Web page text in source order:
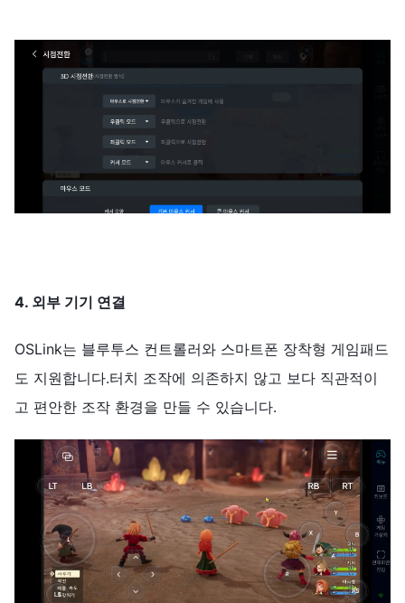
4. 외부 기기 연결
OSLink는 블루투스 컨트롤러와 스마트폰 장착형 게임패드
도 지원합니다.터치 조작에 의존하지 않고 보다 직관적이
고 편안한 조작 환경을 만들 수 있습니다.